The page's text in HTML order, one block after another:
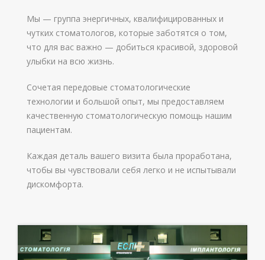
Мы — группа энергичных, квалифицированных и
чутких стоматологов, которые заботятся о том,
что для вас важно — добиться красивой, здоровой
улыбки на всю жизнь.
Сочетая передовые стоматологические
технологии и большой опыт, мы предоставляем
качественную стоматологическую помощь нашим
пациентам.
Каждая деталь вашего визита была проработана,
чтобы вы чувствовали себя легко и не испытывали
дискомфорта.